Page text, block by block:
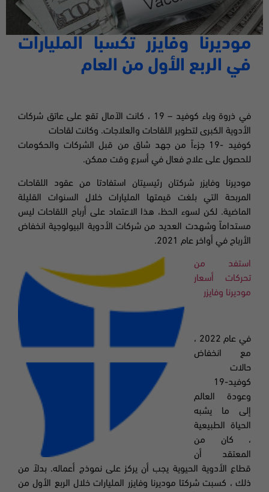
موديرنا
وفايزر تكسبا المليارات
في الربع الأول من العام
في ذروة وباء كوفيد – 19
، كانت الآمال تقع على عاتق شركات
الأدوية الكبرى لتطوير اللقاحات والعلاجات. وكانت لقاحات
كوفيد -19
جزءاً من جهد شاق من قبل الشركات والحكومات
للحصول على علاج فعال في أسرع وقت ممكن.
موديرنا
وفايزر شركتان رئيسيتان استفادتا من عقود اللقاحات
المربحة التي بلغت قيمتها المليارات خلال السنوات القليلة
الماضية. لكن لسوء الحظ، هذا الاعتماد على أرباح اللقاحات ليس
مستداماً وشهدت العديد من شركات الأدوية البيولوجية انخفاض
الأرباح في أواخر عام 2021.
استفد من
تحركات أسعار
موديرنا وفايزر
في عام 2022 ،
مع انخفاض
حالات
كوفيد-19
وعودة العالم
إلى ما يشبه
الحياة الطبيعية
، كان من
المعتقد أن
قطاع الأدوية الحيوية يجب أن يركز على نموذج أعماله. بدلاً من
ذلك ، كسبت شركتا موديرنا وفايزر
المليارات خلال الربع الأول من